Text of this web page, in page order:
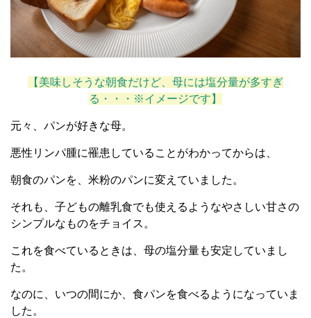
【美味しそうな朝食だけど、母には塩分量が多すぎ
る・・・※イメージです】
元々、パンが好きな母。
悪性リンパ腫に罹患していることがわかってからは、
朝食のパンを、米粉のパンに変えていました。
それも、子どもの離乳食でも使えるようなやさしい甘さの
シンプルなものをチョイス。
これを食べているときは、母の塩分量も安定していまし
た。
なのに、いつの間にか、食パンを食べるようになっていま
した。